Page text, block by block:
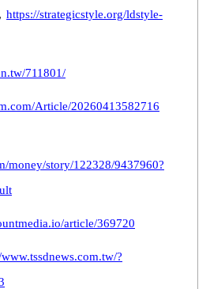
https://strategicstyle.org/ldstyle-
711801/
Article/20260413582716
money/story/122328/9437960?
article/369720
?